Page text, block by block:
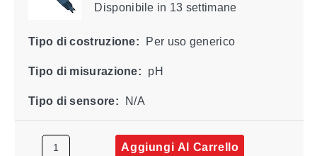
Disponibile in 13 settimane
Tipo di costruzione: Per uso generico
Tipo di misurazione: pH
Tipo di sensore: N/A
Aggiungi Al Carrello